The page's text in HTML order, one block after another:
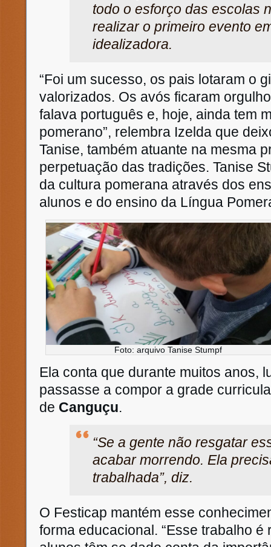
todo o esforço das escolas
realizar o primeiro evento
idealizadora.
“Foi um sucesso, os pais lotaram o
valorizados. Os avós ficaram
falava português e, hoje, ainda tem
pomerano”, relembra Izelda que
Tanise, também atuante na mesma
perpetuação das tradições. Tanise
da cultura pomerana através dos
alunos e do ensino da Língua
Foto: arquivo Tanise Stumpf
Ela conta que durante muitos anos,
passasse a compor a grade
de Canguçu.
“Se a gente não resgatar
acabar morrendo. Ela
trabalhada”, diz.
O Festicap mantém esse
forma educacional. “Esse trabalho